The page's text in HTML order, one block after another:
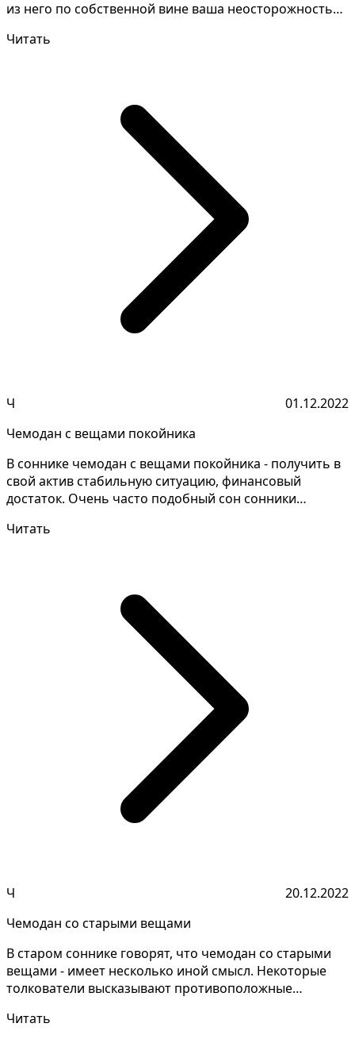
из него по собственной вине ваша неосторожность
Читать
Ч
01.12.2022
Чемодан с вещами покойника
В соннике чемодан с вещами покойника - получить в
свой актив стабильную ситуацию, финансовый
достаток. Очень часто подобный сон сонники
Читать
Ч
20.12.2022
Чемодан со старыми вещами
В старом соннике говорят, что чемодан со старыми
вещами - имеет несколько иной смысл. Некоторые
толкователи высказывают противоположные
Читать